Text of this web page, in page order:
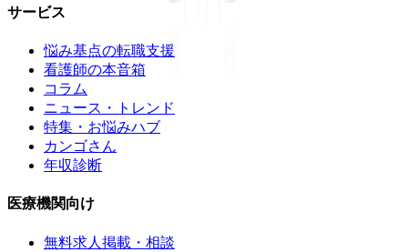
サービス
悩み基点の転職支援
看護師の本音箱
コラム
ニュース・トレンド
特集・お悩みハブ
カンゴさん
年収診断
医療機関向け
無料求人掲載・相談